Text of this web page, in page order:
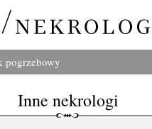
pogrzebowy
Inne nekrologi